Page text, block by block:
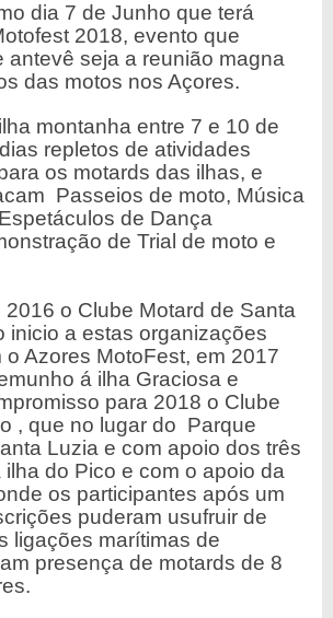
dia 7 de Junho que terá
2018, evento que
antevê seja a reunião magna
das motos nos Açores.
montanha entre 7 e 10 de
repletos de atividades
os motards das ilhas, e
Passeios de moto, Música
Espetáculos de Dança
de Trial de moto e
2016 o Clube Motard de Santa
inicio a estas organizações
o Azores MotoFest, em 2017
á ilha Graciosa e
para 2018 o Clube
, que no lugar do Parque
Luzia e com apoio dos três
do Pico e com o apoio da
os participantes após um
puderam usufruir de
ligações marítimas de
presença de motards de 8